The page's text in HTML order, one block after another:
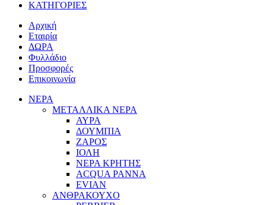
ΚΑΤΗΓΟΡΙΕΣ
Αρχική
Εταιρία
ΔΩΡΑ
Φυλλάδιο
Προσφορές
Επικοινωνία
ΝΕΡΑ
ΜΕΤΑΛΛΙΚΑ ΝΕΡΑ
ΑΥΡΑ
ΔΟΥΜΠΙΑ
ΖΑΡΟΣ
ΙΟΛΗ
ΝΕΡΑ ΚΡΗΤΗΣ
ACQUA PANNA
EVIAN
ΑΝΘΡΑΚΟΥΧΟ